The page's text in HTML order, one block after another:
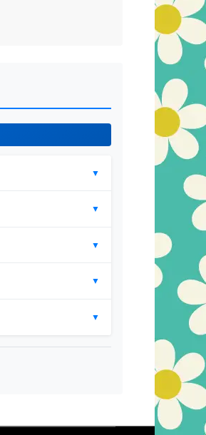
▼
▼
▼
▼
▼